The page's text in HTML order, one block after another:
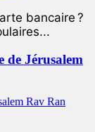
bancaire ?
de Jérusalem